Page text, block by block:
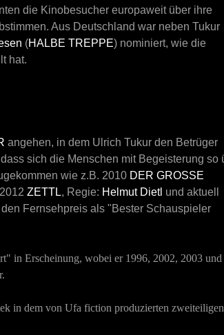
die Kinobesucher europaweit über ihre
Aus Deutschland war neben Tukur
(HALBE TREPPE) nominiert, wie die
hat.
angehen, in dem Ulrich Tukur den Betrüger
sich die Menschen mit Begeisterung so
wie z.B. 2010 DER GROSSE K
ZETTL, Regie: Helmut Dietl und aktuell
Fernsehpreis als "Bester Schauspieler
in Erscheinung, wobei er 1996, 2002, 2003 und
in dem von Ufa fiction produzierten